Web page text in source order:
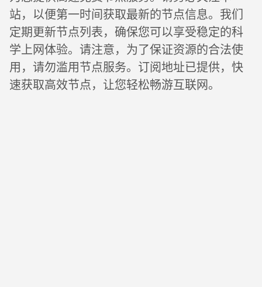
站，以便第一时间获取最新的节点信息。我们
定期更新节点列表，确保您可以享受稳定的科
学上网体验。请注意，为了保证资源的合法使
用，请勿滥用节点服务。订阅地址已提供，快
速获取高效节点，让您轻松畅游互联网。